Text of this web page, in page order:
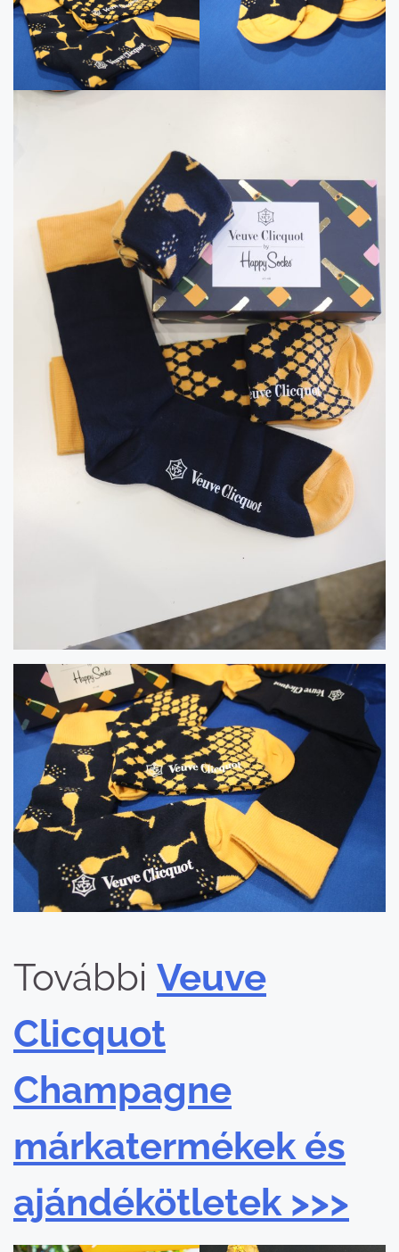
További Veuve
Clicquot
Champagne
márkatermékek és
ajándékötletek >>>